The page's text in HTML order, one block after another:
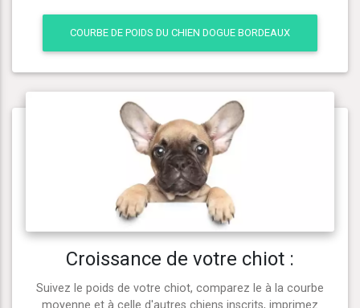
COURBE DE POIDS DU CHIEN DOGUE BORDEAUX
Croissance de votre chiot :
Suivez le poids de votre chiot, comparez le à la courbe
moyenne et à celle d'autres chiens inscrits, imprimez